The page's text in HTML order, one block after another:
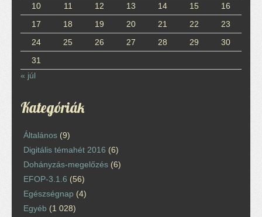
10
11 12 13 14 15
16
17
18 19 20 21 22
23
24
25 26 27 28 29
30
31
« júl
Kategóriák
Általános (9)
Digitális témahét 2016 (6)
Dohányzás-megelőzés (6)
EFOP-3.1.6 (56)
Egészségnap (4)
Egyéb (1 028)